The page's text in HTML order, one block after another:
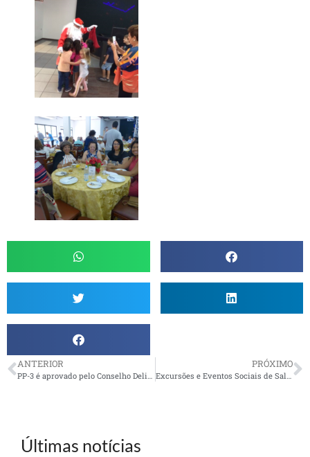
ANTERIOR
PP-3 é aprovado pelo Conselho Deliberativo da Petros
PRÓXIMO
Excursões e Eventos Sociais de Salvador em 2018
Últimas notícias